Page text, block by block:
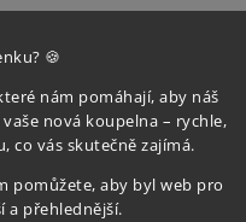
🍪
nám pomáhají, aby náš
nová koupelna – rychle,
co vás skutečně zajímá.
pomůžete, aby byl web pro
a přehlednější.